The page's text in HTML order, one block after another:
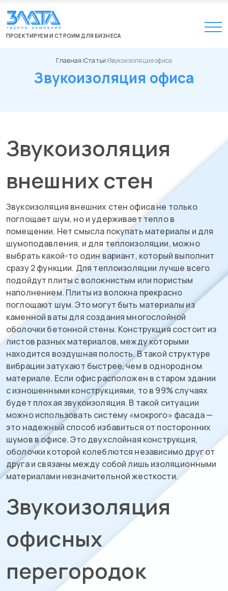
ПРОЕКТИРУЕМ И СТРОИМ ДЛЯ БИЗНЕСА
Главная Статьи Звукоизоляция офиса
Звукоизоляция офиса
Звукоизоляция
внешних стен
Звукоизоляция внешних стен офиса не только
поглощает шум, но и удерживает тепло в
помещении. Нет смысла покупать материалы и для
шумоподавления, и для теплоизоляции, можно
выбрать какой-то один вариант, который выполнит
сразу 2 функции. Для теплоизоляции лучше всего
подойдут плиты с волокнистым или пористым
наполнением. Плиты из волокна прекрасно
поглощают шум. Это могут быть материалы из
каменной ваты для создания многослойной
оболочки бетонной стены. Конструкция состоит из
листов разных материалов, между которыми
находится воздушная полость. В такой структуре
вибрации затухают быстрее, чем в однородном
материале. Если офис расположен в старом здании
с изношенными конструкциями, то в 99% случаях
будет плохая звукоизоляция. В такой ситуации
можно использовать систему «мокрого» фасада —
это надежный способ избавиться от посторонних
шумов в офисе. Это двухслойная конструкция,
оболочки которой колеблются независимо друг от
друга и связаны между собой лишь изоляционными
материалами незначительной жесткости.
Звукоизоляция
офисных
перегородок